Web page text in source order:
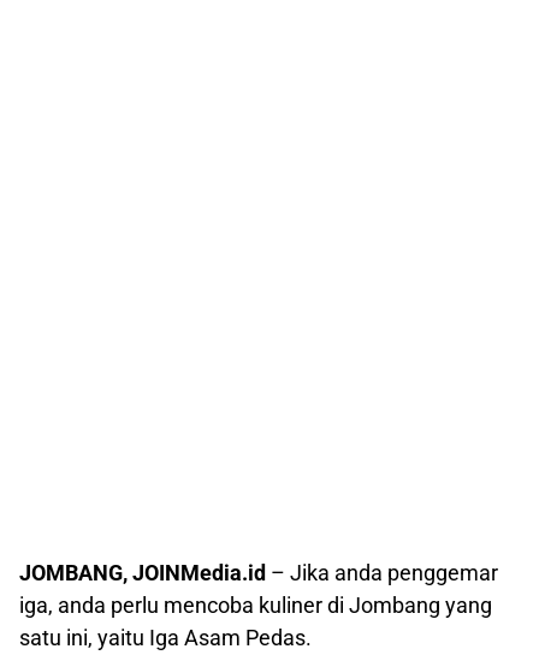
JOMBANG, JOINMedia.id – Jika anda penggemar
iga, anda perlu mencoba kuliner di Jombang yang
satu ini, yaitu Iga Asam Pedas.